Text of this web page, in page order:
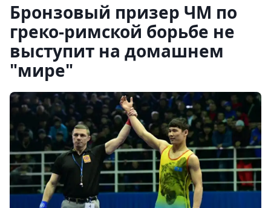
Бронзовый призер ЧМ по
греко-римской борьбе не
выступит на домашнем
"мире"